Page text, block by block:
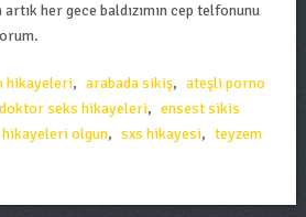
her gece baldızımın cep telfonunu
hikayeleri, arabada sikiş, ateşli porno
doktor seks hikayeleri, ensest sikis
olgun, sxs hikayesi, teyzem